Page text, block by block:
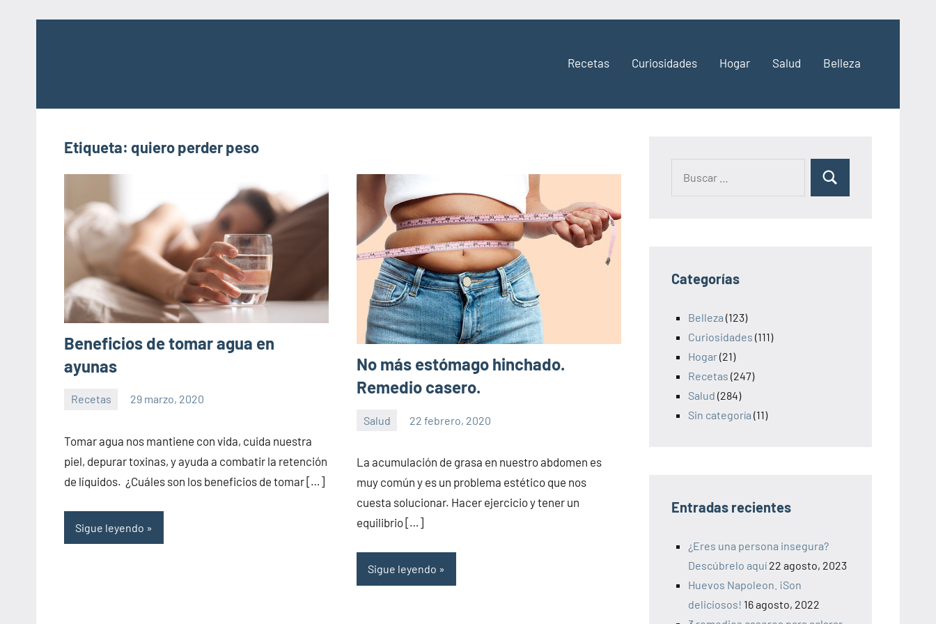
Recetas Curiosidades Hogar Salud Belleza
Etiqueta: quiero perder peso
Beneficios de tomar agua en
ayunas
Recetas 29 marzo, 2020
la
salud
comentarios
Tomar agua nos mantiene con vida, cuida nuestra
piel, depurar toxinas, y ayuda a combatir la retención
de líquidos. ¿Cuáles son los beneficios de tomar […]
Sigue leyendo
No más estómago hinchado.
Remedio casero.
Salud 22 febrero, 2020
la
salud
comentarios
La acumulación de grasa en nuestro abdomen es
muy común y es un problema estético que nos
cuesta solucionar. Hacer ejercicio y tener un
equilibrio […]
Sigue leyendo
Categorías
Belleza (123)
Curiosidades (111)
Hogar(21)
Recetas (247)
Salud (284)
Sin categoría (11)
Entradas recientes
¿Eres una persona insegura?
Descúbrelo aquí 22 agosto, 2023
Huevos Napoleon. ¡Son
deliciosos! 16 agosto, 2022